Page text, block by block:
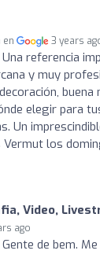
en 3 years
Una referencia
y muy
buena
elegir para
Un
los
Video,
ago
Gente de bem.